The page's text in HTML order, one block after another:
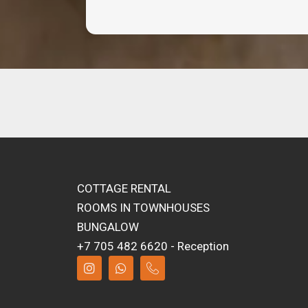
COTTAGE RENTAL
ROOMS IN TOWNHOUSES
BUNGALOW
+7 705 482 6620 - Reception